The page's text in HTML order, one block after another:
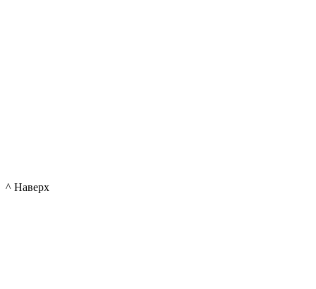
^ Наверх